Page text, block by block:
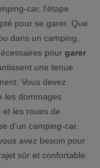
car, l’étape
pour se garer. Que
dans un camping,
pour garer
une tenue
Vous devez
les dommages
les roues de
d’un camping-car.
avez besoin pour
sûr et confortable.